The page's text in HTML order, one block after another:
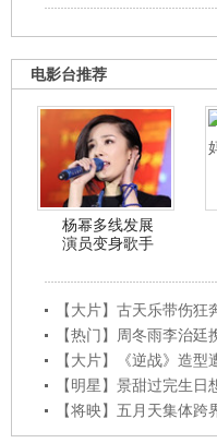
电影台推荐
杨幂多线发展
演员变身歌手
【大片】古天乐带伤狂
【热门】周冬雨李治廷
【大片】《逆战》造型
【明星】景甜过完生日
【将映】五月天集体跨